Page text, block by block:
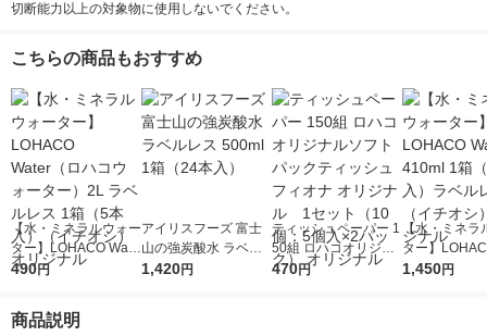
切断能力以上の対象物に使用しないでください。
こちらの商品もおすすめ
【水・ミネラルウォー
ター】LOHACO Wate
r（ロハコウォータ
シ） オリジナル
490円
アイリスフーズ 富士
山の強炭酸水 ラベル
レス 500ml 1箱（24
1,420円
ティッシュペーパー 1
50組 ロハコオリジナ
ルソフトパックティッ
470円
【水・ミネラ
ター】
r 410ml 1箱（
1,450円
商品説明